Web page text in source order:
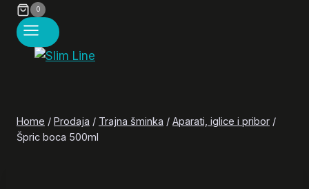
0
Home / Prodaja / Trajna šminka / Aparati, iglice i pribor /
Špric boca 500ml